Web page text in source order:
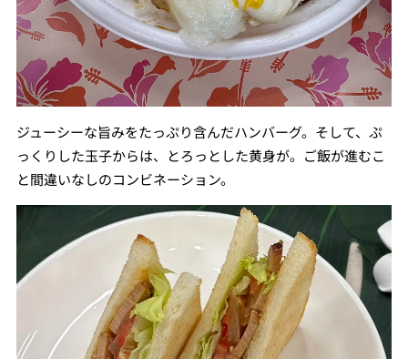
ジューシーな旨みをたっぷり含んだハンバーグ。そして、ぷ
っくりした玉子からは、とろっとした黄身が。ご飯が進むこ
と間違いなしのコンビネーション。